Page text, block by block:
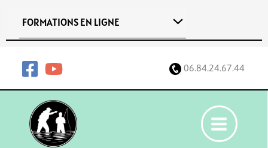
FORMATIONS EN LIGNE
06.84.24.67.44